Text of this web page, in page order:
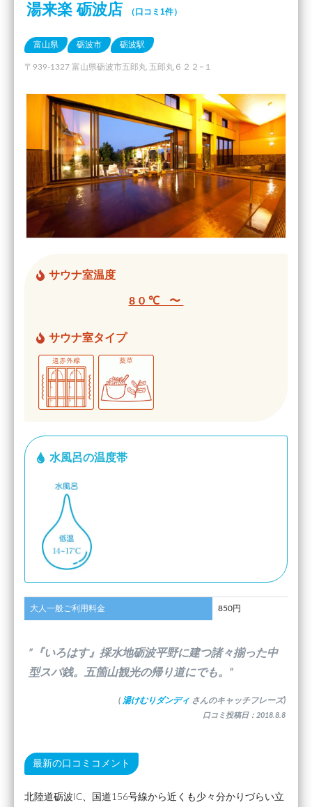
湯来楽 砺波店 （口コミ1件）
富山県 砺波市 砺波駅
〒939-1327 富山県砺波市五郎丸 五郎丸６２２−１
サウナ室温度
80℃ 〜
サウナ室タイプ
水風呂の温度帯
大人一般ご利用料金 850円
”『いろはす』採水地砺波平野に建つ諸々揃った中
型スパ銭。五箇山観光の帰り道にでも。”
( 湯けむりダンディ さんのキャッチフレーズ)
口コミ投稿日：2018.8.8
最新の口コミコメント
北陸道砺波IC、国道156号線から近くも少々分かりづらい立